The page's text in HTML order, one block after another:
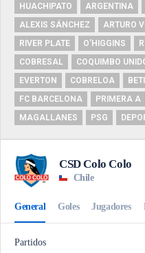
HUACHIPATO
ARGENTINA
ALEXIS SÁNCHEZ
ARTURO
RIVER PLATE
O'HIGGINS
COBRESAL
COQUIMBO
EVERTON
COBRELOA
FC BARCELONA
PRIMERA A
MAGALLANES
PSG